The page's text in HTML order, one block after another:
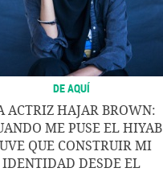
DE AQUÍ
ACTRIZ HAJAR BROWN:
ME PUSE EL HIYAB
QUE CONSTRUIR MI
IDENTIDAD DESDE EL